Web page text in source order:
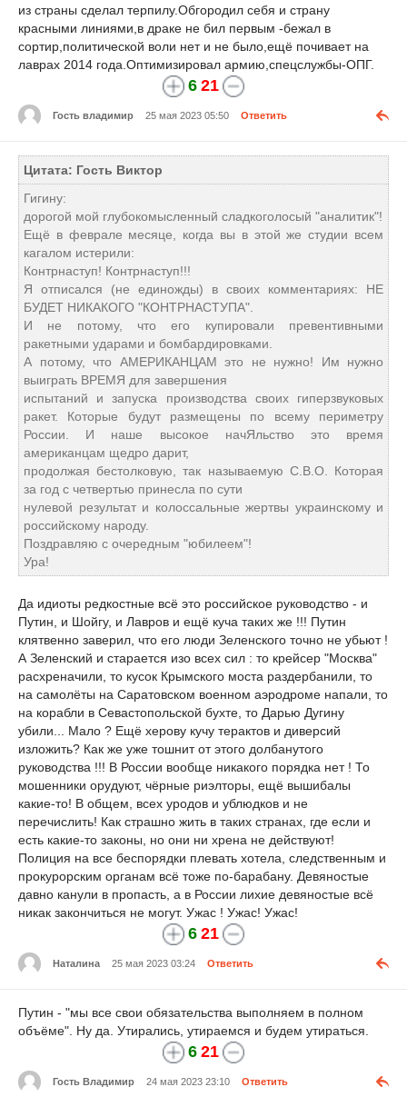
из страны сделал терпилу.Обгородил себя и страну
красными линиями,в драке не бил первым -бежал в
сортир,политической воли нет и не было,ещё почивает на
лаврах 2014 года.Оптимизировал армию,спецслужбы-ОПГ.
6 21
Гость владимир 25 мая 2023 05:50 Ответить
Цитата: Гость Виктор
Гигину:
дорогой мой глубокомысленный сладкоголосый "аналитик"!
Ещё в феврале месяце, когда вы в этой же студии всем
кагалом истерили:
Контрнаступ! Контрнаступ!!!
Я отписался (не единожды) в своих комментариях: НЕ
БУДЕТ НИКАКОГО "КОНТРНАСТУПА".
И не потому, что его купировали превентивными
ракетными ударами и бомбардировками.
А потому, что АМЕРИКАНЦАМ это не нужно! Им нужно
выиграть ВРЕМЯ для завершения
испытаний и запуска производства своих гиперзвуковых
ракет. Которые будут размещены по всему периметру
России. И наше высокое начЯльство это время
американцам щедро дарит,
продолжая бестолковую, так называемую С.В.О. Которая
за год с четвертью принесла по сути
нулевой результат и колоссальные жертвы украинскому и
российскому народу.
Поздравляю с очередным "юбилеем"!
Ура!
Да идиоты редкостные всё это российское руководство - и
Путин, и Шойгу, и Лавров и ещё куча таких же !!! Путин
клятвенно заверил, что его люди Зеленского точно не убьют !
А Зеленский и старается изо всех сил : то крейсер "Москва"
расхреначили, то кусок Крымского моста раздербанили, то
на самолёты на Саратовском военном аэродроме напали, то
на корабли в Севастопольской бухте, то Дарью Дугину
убили... Мало ? Ещё херову кучу терактов и диверсий
изложить? Как же уже тошнит от этого долбанутого
руководства !!! В России вообще никакого порядка нет ! То
мошенники орудуют, чёрные риэлторы, ещё вышибалы
какие-то! В общем, всех уродов и ублюдков и не
перечислить! Как страшно жить в таких странах, где если и
есть какие-то законы, но они ни хрена не действуют!
Полиция на все беспорядки плевать хотела, следственным и
прокурорским органам всё тоже по-барабану. Девяностые
давно канули в пропасть, а в России лихие девяностые всё
никак закончиться не могут. Ужас ! Ужас! Ужас!
6 21
Наталина 25 мая 2023 03:24 Ответить
Путин - "мы все свои обязательства выполняем в полном
объёме". Ну да. Утирались, утираемся и будем утираться.
6 21
Гость Владимир 24 мая 2023 23:10 Ответить